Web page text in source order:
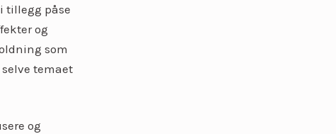
tillegg påse
og
som
temaet
og